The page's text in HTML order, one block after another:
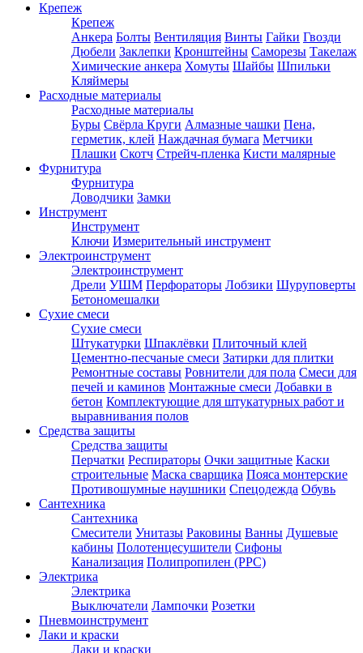
Крепеж
Крепеж
Анкера Болты Вентиляция Винты Гайки Гвозди
Дюбели Заклепки Кронштейны Саморезы Такелаж
Химические анкера Хомуты Шайбы Шпильки
Кляймеры
Расходные материалы
Расходные материалы
Буры Свёрла Круги Алмазные чашки Пена,
герметик, клей Наждачная бумага Метчики
Плашки Скотч Стрейч-пленка Кисти малярные
Фурнитура
Фурнитура
Доводчики Замки
Инструмент
Инструмент
Ключи Измерительный инструмент
Электроинструмент
Электроинструмент
Дрели УШМ Перфораторы Лобзики Шуруповерты
Бетономешалки
Сухие смеси
Сухие смеси
Штукатурки Шпаклёвки Плиточный клей
Цементно-песчаные смеси Затирки для плитки
Ремонтные составы Ровнители для пола Смеси для
печей и каминов Монтажные смеси Добавки в
бетон Комплектующие для штукатурных работ и
выравнивания полов
Средства защиты
Средства защиты
Перчатки Респираторы Очки защитные Каски
строительные Маска сварщика Пояса монтерские
Противошумные наушники Спецодежда Обувь
Сантехника
Сантехника
Смесители Унитазы Раковины Ванны Душевые
кабины Полотенцесушители Сифоны
Канализация Полипропилен (PPC)
Электрика
Электрика
Выключатели Лампочки Розетки
Пневмоинструмент
Лаки и краски
Лаки и краски